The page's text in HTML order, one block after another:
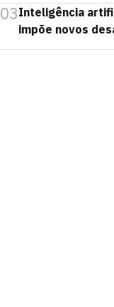
03Inteligência
impõe novos